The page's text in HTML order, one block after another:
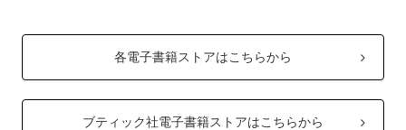
各電子書籍ストアはこちらから
ブティック社電子書籍ストアはこちらから